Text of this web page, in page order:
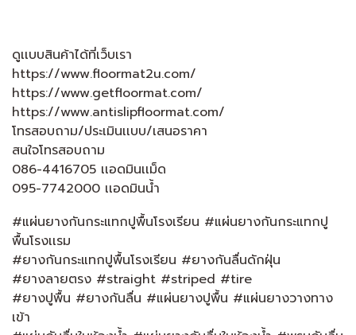
ดูเเบบสินค้าได้ที่เว็บเรา
https://www.floormat2u.com/
https://www.getfloormat.com/
https://www.antislipfloormat.com/
โทรสอบถาม/ประเมินเเบบ/เสนอราคา
สนใจโทรสอบถาม
086-4416705 เเอดมินเเม็ด
095-7742000 เเอดมินน้ำ
#แผ่นยางกันกระแทกปูพื้นโรงเรียน #แผ่นยางกันกระแทกปู
พื้นโรงเเรม
#ยางกันกระแทกปูพื้นโรงเรียน #ยางกันลื่นดักฝุ่น
#ยางลายตรง #straight #striped #tire
#ยางปูพื้น #ยางกันลื่น #แผ่นยางปูพื้น #แผ่นยางวางทาง
เข้า